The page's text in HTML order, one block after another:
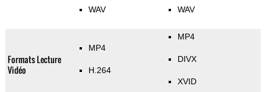
WAV WAV
Formats Lecture
Vidéo
MP4
H.264
MP4
DIVX
XVID